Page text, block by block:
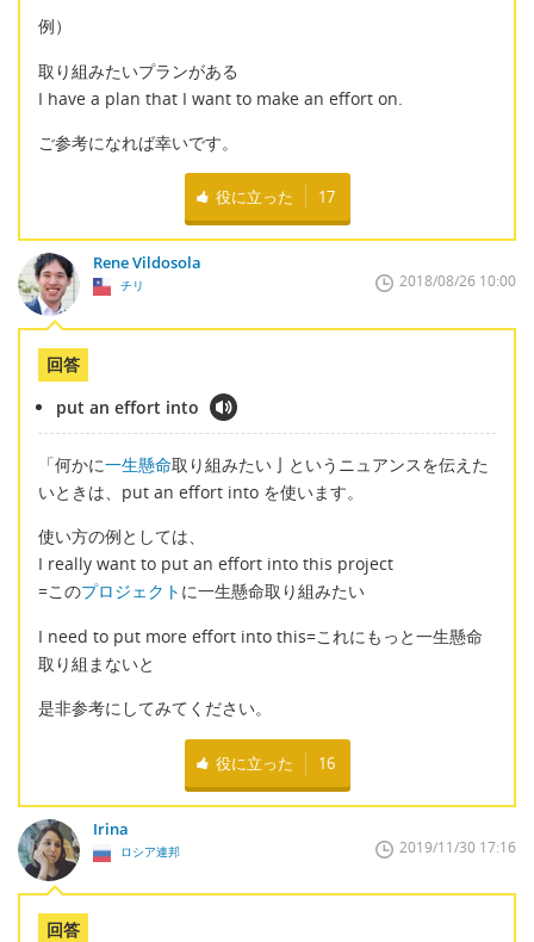
例）
取り組みたいプランがある
I have a plan that I want to make an effort on.
ご参考になれば幸いです。
役に立った 17
Rene Vildosola
チリ 2018/08/26 10:00
回答
put an effort into
「何かに一生懸命取り組みたい亅というニュアンスを伝えた
いときは、put an effort into を使います。
使い方の例としては、
I really want to put an effort into this project
=このプロジェクト に一生懸命取り組みたい
I need to put more effort into this=これにもっと一生懸命
取り組まないと
是非参考にしてみてください。
役に立った 16
Irina
ロシア連邦 2019/11/30 17:16
回答